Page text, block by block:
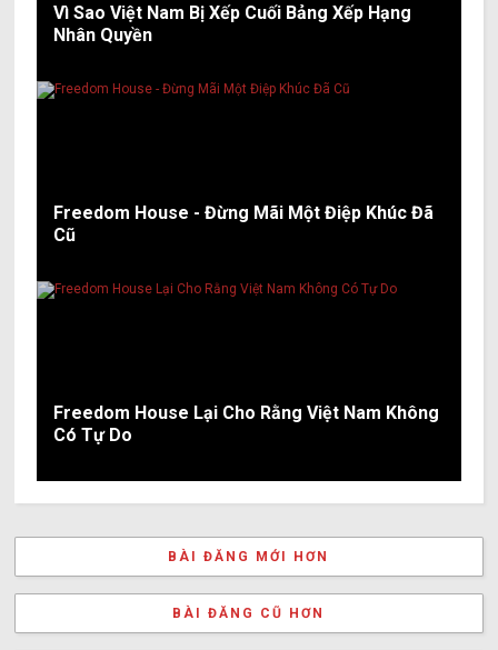
Vì Sao Việt Nam Bị Xếp Cuối Bảng Xếp Hạng
Nhân Quyền
Freedom House - Đừng Mãi Một Điệp Khúc Đã
Cũ
Freedom House Lại Cho Rằng Việt Nam Không
Có Tự Do
BÀI ĐĂNG MỚI HƠN
BÀI ĐĂNG CŨ HƠN